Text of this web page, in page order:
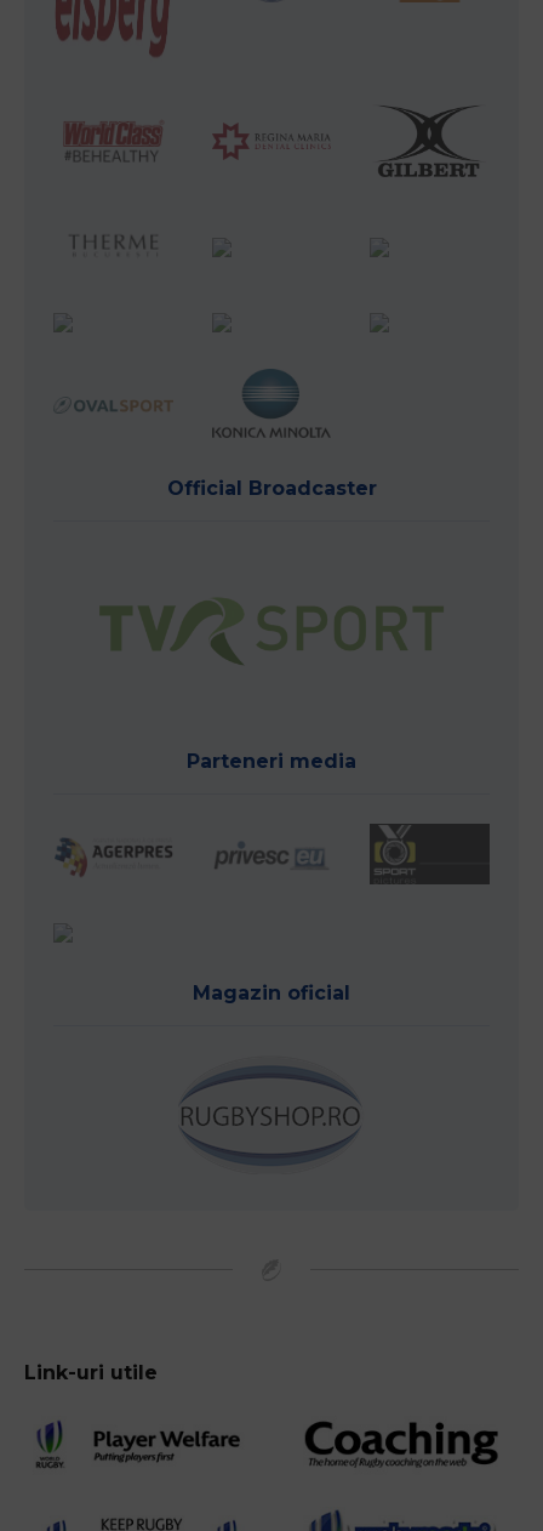
Official Broadcaster
Parteneri media
Magazin oficial
Link-uri utile